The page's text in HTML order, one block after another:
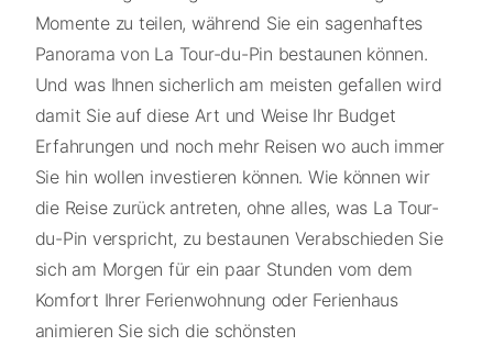
Momente zu teilen, während Sie ein sagenhaftes
Panorama von La Tour-du-Pin bestaunen können.
Und was Ihnen sicherlich am meisten gefallen wird
damit Sie auf diese Art und Weise Ihr Budget
Erfahrungen und noch mehr Reisen wo auch immer
Sie hin wollen investieren können. Wie können wir
die Reise zurück antreten, ohne alles, was La Tour-
du-Pin verspricht, zu bestaunen Verabschieden Sie
sich am Morgen für ein paar Stunden vom dem
Komfort Ihrer Ferienwohnung oder Ferienhaus
animieren Sie sich die schönsten